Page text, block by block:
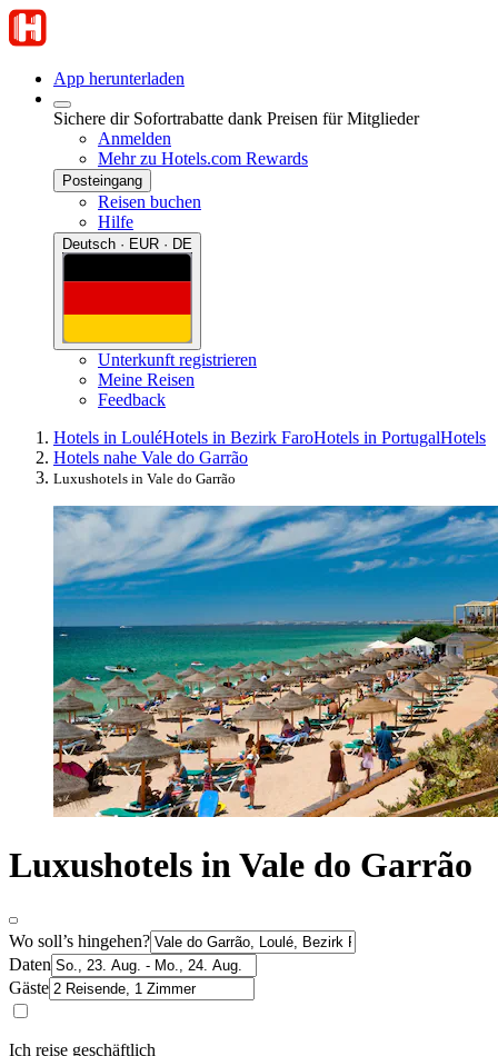
App herunterladen
Sichere dir Sofortrabatte dank Preisen für Mitglieder
Anmelden
Mehr zu Hotels.com Rewards
Posteingang
Reisen buchen
Hilfe
Deutsch · EUR · DE
Unterkunft registrieren
Meine Reisen
Feedback
Hotels in LouléHotels in Bezirk FaroHotels in PortugalHotels
Hotels nahe Vale do Garrão
Luxushotels in Vale do Garrão
Luxushotels in Vale do Garrão
Wo soll’s hingehen?
Daten
Gäste
Ich reise geschäftlich